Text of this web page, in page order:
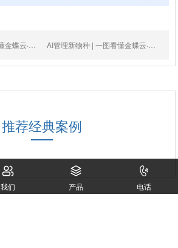
推荐经典案例
我们 产品 电话